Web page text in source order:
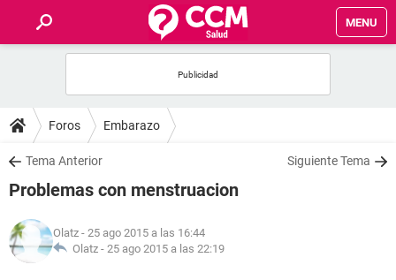
MENU
FOROS
SALUD
NUTRICIÓN
Foros Embarazo
Tema Anterior Siguiente Tema
Problemas con menstruacion
Olatz - 25 ago 2015 a las 16:44
Olatz - 25 ago 2015 a las 22:19